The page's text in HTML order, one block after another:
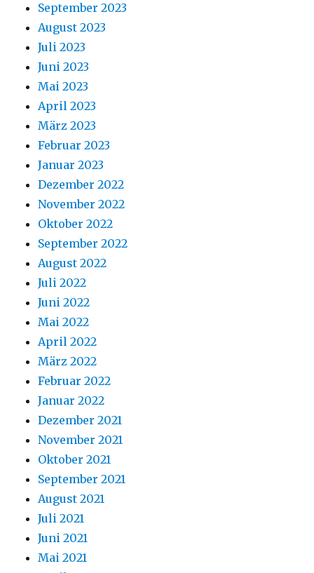
September 2023
August 2023
Juli 2023
Juni 2023
Mai 2023
April 2023
März 2023
Februar 2023
Januar 2023
Dezember 2022
November 2022
Oktober 2022
September 2022
August 2022
Juli 2022
Juni 2022
Mai 2022
April 2022
März 2022
Februar 2022
Januar 2022
Dezember 2021
November 2021
Oktober 2021
September 2021
August 2021
Juli 2021
Juni 2021
Mai 2021